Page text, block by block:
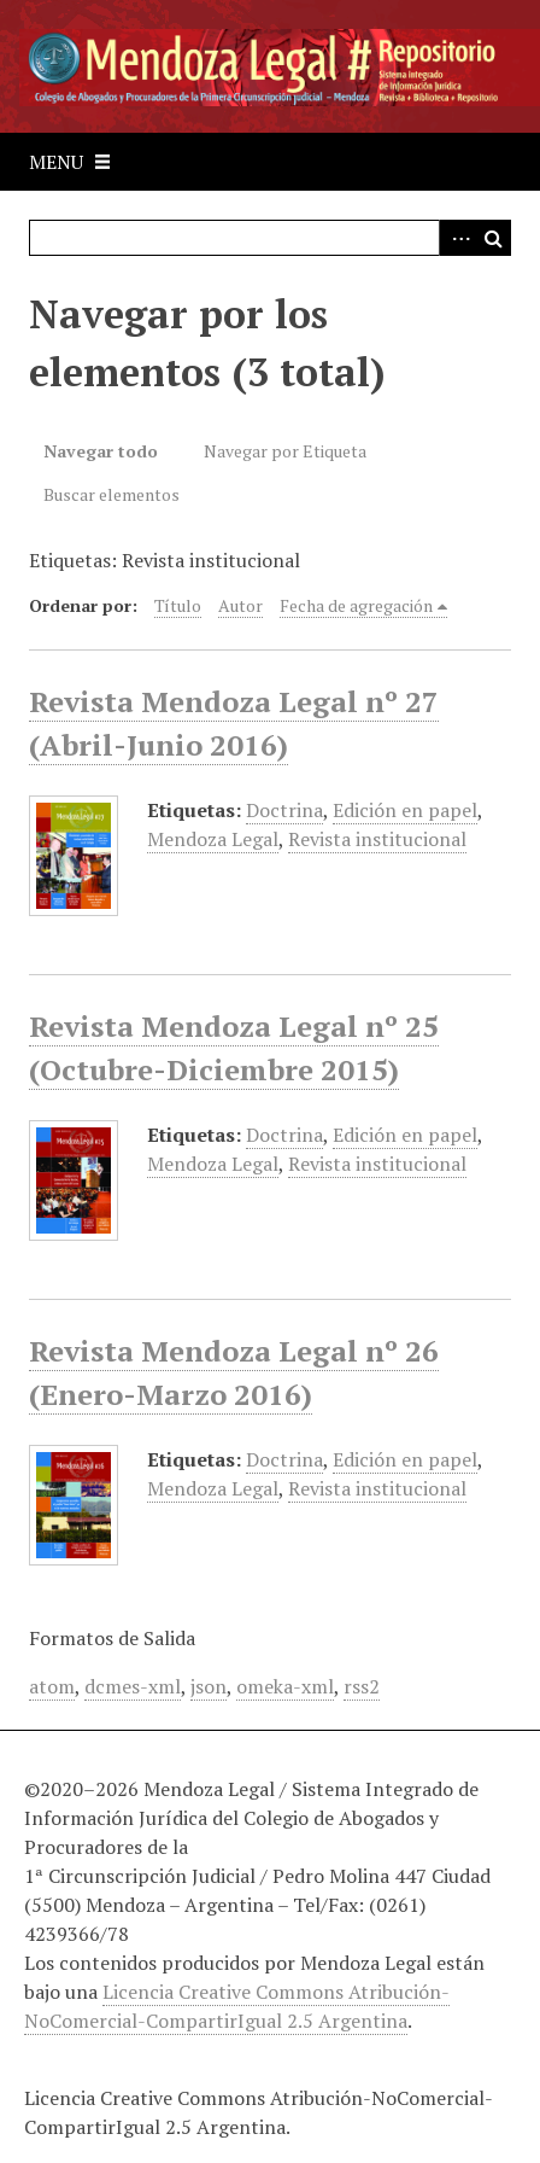
a
a
MENU
Navegar por los
elementos (3 total)
Navegar todo
Navegar por Etiqueta
Buscar elementos
Etiquetas: Revista institucional
Ordenar por: Título Autor Fecha de agregación
Revista Mendoza Legal nº 27
(Abril-Junio 2016)
Etiquetas: Doctrina, Edición en papel,
Mendoza Legal, Revista institucional
Revista Mendoza Legal nº 25
(Octubre-Diciembre 2015)
Etiquetas: Doctrina, Edición en papel,
Mendoza Legal, Revista institucional
Revista Mendoza Legal nº 26
(Enero-Marzo 2016)
Etiquetas: Doctrina, Edición en papel,
Mendoza Legal, Revista institucional
Formatos de Salida
atom, dcmes-xml, json, omeka-xml, rss2
©2020–2026 Mendoza Legal / Sistema Integrado de
Información Jurídica del Colegio de Abogados y
Procuradores de la
1ª Circunscripción Judicial / Pedro Molina 447 Ciudad
(5500) Mendoza – Argentina – Tel/Fax: (0261)
4239366/78
Los contenidos producidos por Mendoza Legal están
bajo una Licencia Creative Commons Atribución-
NoComercial-CompartirIgual 2.5 Argentina.
Licencia Creative Commons Atribución-NoComercial-
CompartirIgual 2.5 Argentina.